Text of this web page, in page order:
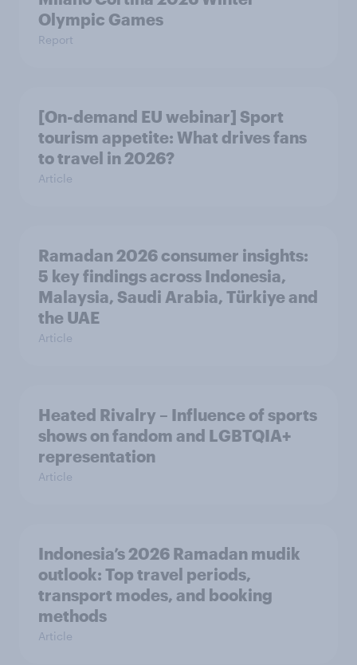
Olympic Games​
Report
[On-demand EU webinar] Sport
tourism appetite: What drives fans
to travel in 2026?
Article
Ramadan 2026 consumer insights:
5 key findings across Indonesia,
Malaysia, Saudi Arabia, Türkiye and
the UAE
Article
Heated Rivalry – Influence of sports
shows on fandom and LGBTQIA+
representation
Article
Indonesia’s 2026 Ramadan mudik
outlook: Top travel periods,
transport modes, and booking
methods
Article